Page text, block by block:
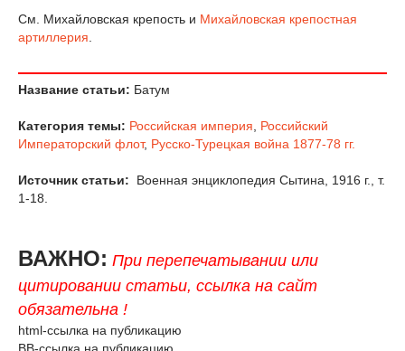
См. Михайловская крепость и Михайловская крепостная
артиллерия
Название статьи: Батум
Категория темы: Российская империя, Российский
Императорский флот, Русско-Турецкая война 1877-78 гг.
Источник статьи:
Военная энциклопедия Сытина, 1916 г., т.
1-18.
ВАЖНО: При перепечатывании или
цитировании статьи, ссылка на сайт
обязательна !
html-ссылка на публикацию